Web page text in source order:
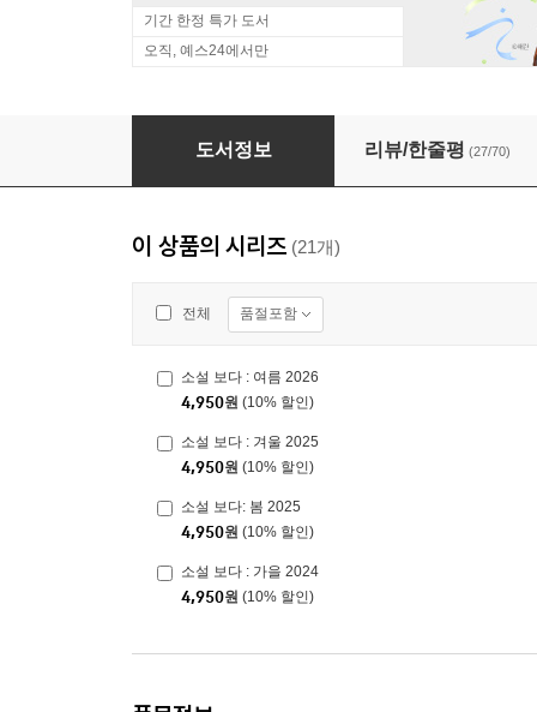
기간 한정 특가 도서
오직, 예스24에서만
소설 보다 : 겨울 2020
도서정보 리뷰/한줄평 (27/70)
이 상품의 시리즈 (21개)
전체 품절포함
소설 보다 : 여름 2026
4,950원 (10% 할인)
소설 보다 : 겨울 2025
4,950원 (10% 할인)
소설 보다: 봄 2025
4,950원 (10% 할인)
소설 보다 : 가을 2024
4,950원 (10% 할인)